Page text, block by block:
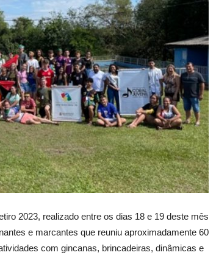
2023, realizado entre os dias 18 e 19 deste mês
e marcantes que reuniu aproximadamente 60
com gincanas, brincadeiras, dinâmicas e